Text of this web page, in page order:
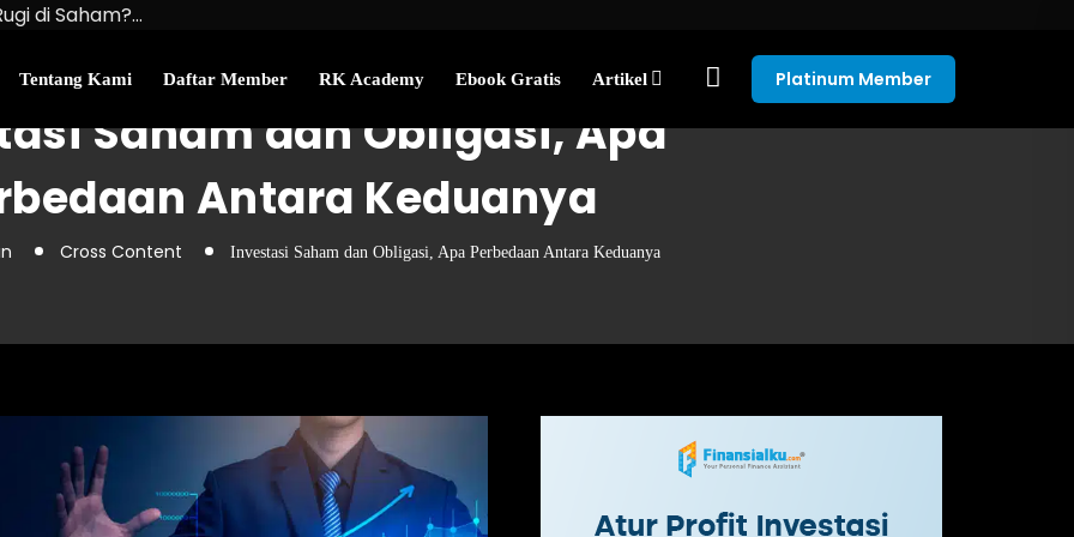
di Saham?…
Uang Perlu…
Tentang Kami Daftar Member RK Academy Ebook Gratis Artikel Platinum Member
Saham dan Obligasi, Apa
Antara Keduanya
Cross Content Investasi Saham dan Obligasi, Apa Perbedaan Antara Keduanya